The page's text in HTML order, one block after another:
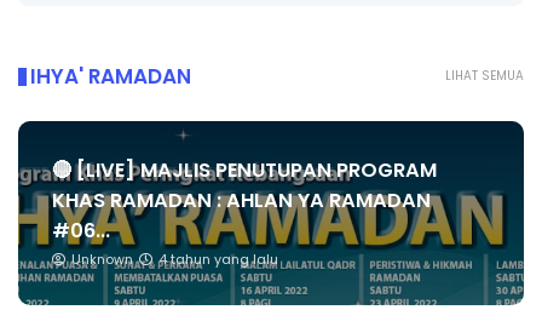
LIHAT SEMUA
IHYA' RAMADAN
🔴 [LIVE] MAJLIS PENUTUPAN PROGRAM
KHAS RAMADAN : AHLAN YA RAMADAN
#06...
Unknown 4 tahun yang lalu